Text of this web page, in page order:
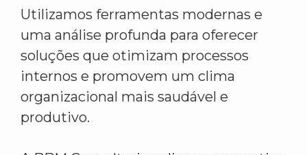
Utilizamos ferramentas modernas e
uma análise profunda para oferecer
soluções que otimizam processos
internos e promovem um clima
organizacional mais saudável e
produtivo.